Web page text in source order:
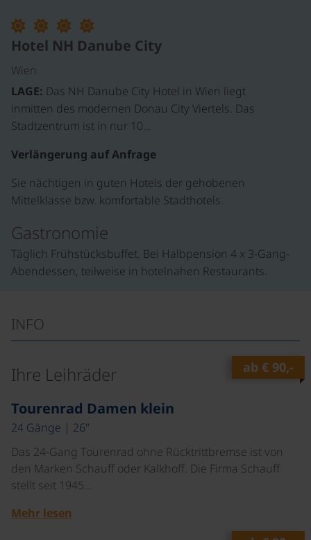
Hotel NH Danube City
Wien
LAGE: Das NH Danube City Hotel in Wien liegt
inmitten des modernen Donau City Viertels. Das
Stadtzentrum ist in nur 10…
Verlängerung auf Anfrage
Sie nächtigen in guten Hotels der gehobenen
Mittelklasse bzw. komfortable Stadthotels.
Gastronomie
Täglich Frühstücksbuffet. Bei Halbpension 4 x 3-Gang-
Abendessen, teilweise in hotelnahen Restaurants.
INFO
Ihre Leihräder ab € 90,-
Tourenrad Damen klein
24 Gänge | 26"
Das 24-Gang Tourenrad ohne Rücktrittbremse ist von
den Marken Schauff oder Kalkhoff. Die Firma Schauff
stellt seit 1945…
Mehr lesen